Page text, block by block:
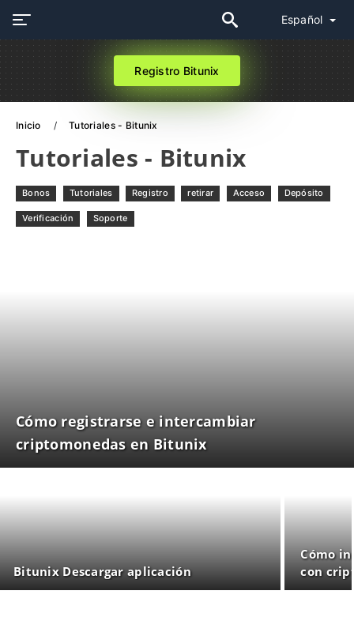
Español
Registro Bitunix
Inicio Tutoriales - Bitunix
Tutoriales - Bitunix
Bonos Tutoriales Registro retirar Acceso Depósito
Verificación Soporte
Cómo registrarse e intercambiar
criptomonedas en Bitunix
Bitunix Descargar aplicación
Cómo
con